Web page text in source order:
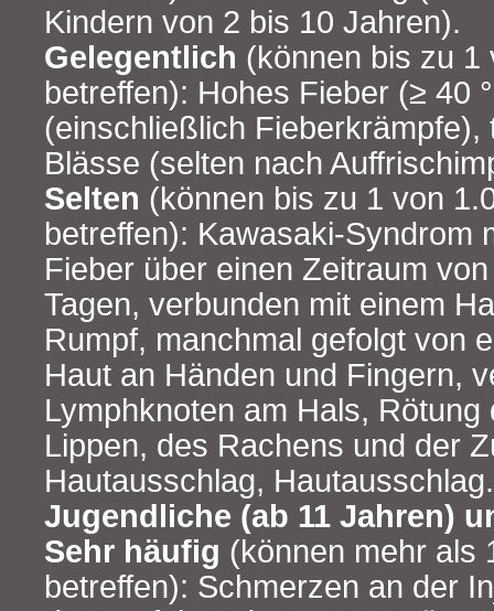
Kindern von 2 bis 10 Jahren).
Gelegentlich (können bis zu 1
betreffen): Hohes Fieber (≥ 40
(einschließlich Fieberkrämpfe),
Blässe (selten nach
Selten (können bis zu 1 von
betreffen): Kawasaki‑Syndrom
Fieber über einen Zeitraum
Tagen, verbunden mit einem
Rumpf, manchmal gefolgt von
Haut an Händen und Fingern,
Lymphknoten am Hals, Rötung
Lippen, des Rachens und der
Hautausschlag, Hautausschlag.
Jugendliche (ab 11 Jahren)
Sehr häufig (können mehr als
betreffen): Schmerzen an der